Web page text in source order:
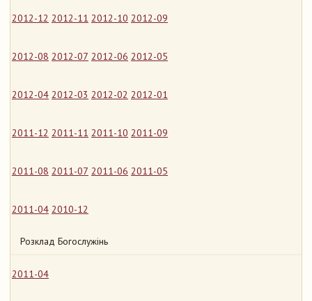
2012-12 2012-11 2012-10 2012-09
2012-08 2012-07 2012-06 2012-05
2012-04 2012-03 2012-02 2012-01
2011-12 2011-11 2011-10 2011-09
2011-08 2011-07 2011-06 2011-05
2011-04 2010-12
Розклад Богослужінь
2011-04